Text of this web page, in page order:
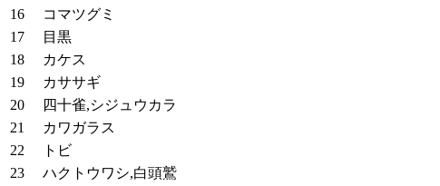
コマツグミ
目黒
カケス
カササギ
四十雀,シジュウカラ
カワガラス
トビ
ハクトウワシ,白頭鷲